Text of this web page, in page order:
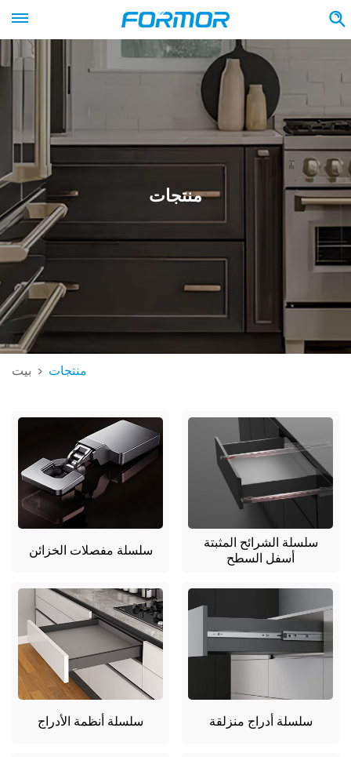
منتجات
بيت > منتجات
سلسلة مفصلات الخزائن
سلسلة الشرائح المثبتة
أسفل السطح
سلسلة أنظمة الأدراج سلسلة أدراج منزلقة